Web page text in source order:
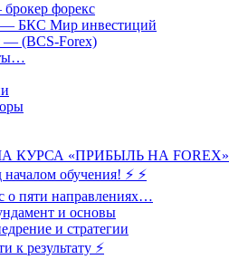
форекс
БКС Мир инвестиций
(BCS-Forex)
КУРСА «ПРИБЫЛЬ НА FOREX»
обучения! ⚡ ⚡
о пяти направлениях…
и основы
и стратегии
к результату ⚡️